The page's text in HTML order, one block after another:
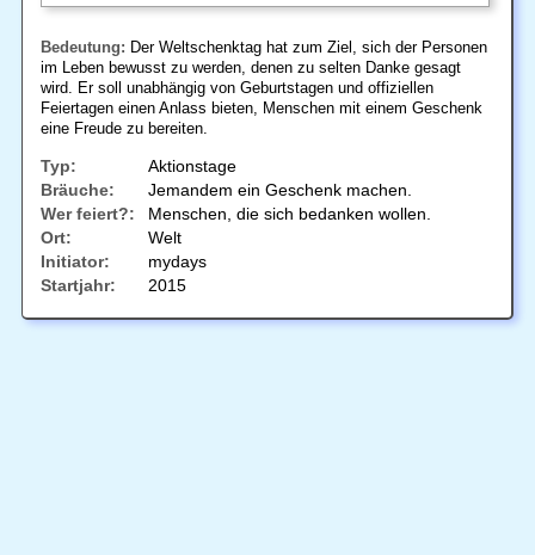
Bedeutung: Der Weltschenktag hat zum Ziel, sich der Personen
im Leben bewusst zu werden, denen zu selten Danke gesagt
wird. Er soll unabhängig von Geburtstagen und offiziellen
Feiertagen einen Anlass bieten, Menschen mit einem Geschenk
eine Freude zu bereiten.
Typ:
Aktionstage
Bräuche:
Jemandem ein Geschenk machen.
Wer feiert?:
Menschen, die sich bedanken wollen.
Ort:
Welt
Initiator:
mydays
Startjahr:
2015